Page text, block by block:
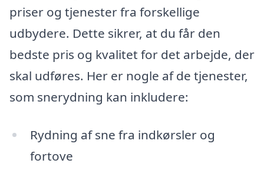
priser og tjenester fra forskellige
udbydere. Dette sikrer, at du får den
bedste pris og kvalitet for det arbejde, der
skal udføres. Her er nogle af de tjenester,
som snerydning kan inkludere:
Rydning af sne fra indkørsler og
fortove